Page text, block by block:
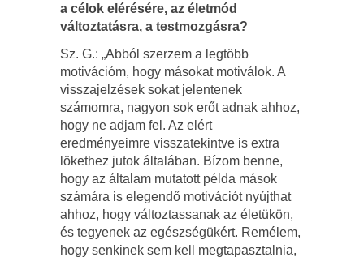
a célok elérésére, az életmód
változtatásra, a testmozgásra?
Sz. G.: „Abból szerzem a legtöbb
motivációm, hogy másokat motiválok. A
visszajelzések sokat jelentenek
számomra, nagyon sok erőt adnak ahhoz,
hogy ne adjam fel. Az elért
eredményeimre visszatekintve is extra
lökethez jutok általában. Bízom benne,
hogy az általam mutatott példa mások
számára is elegendő motivációt nyújthat
ahhoz, hogy változtassanak az életükön,
és tegyenek az egészségükért. Remélem,
hogy senkinek sem kell megtapasztalnia,